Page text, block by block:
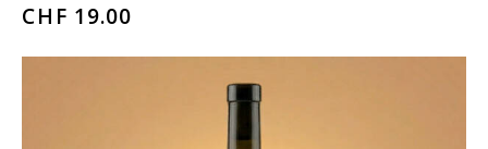
CHF 19.00